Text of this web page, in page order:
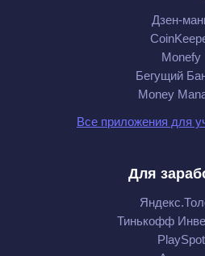
Дзен-
Monefy
Бегущий
Money
Все приложения для
Для
Тинькофф
PlaySpot